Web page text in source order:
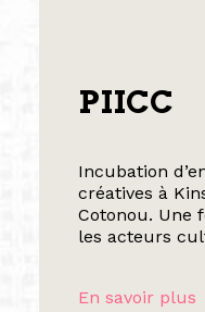
PIICC
Incubation
créatives à
Cotonou. Une
les acteurs
En savoir plus